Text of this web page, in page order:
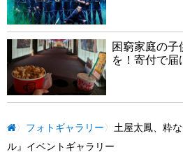
困窮家庭の子
を！寄付で届
フォトギャラリー
土屋太鳳、粋
ル』イベントギャラリー